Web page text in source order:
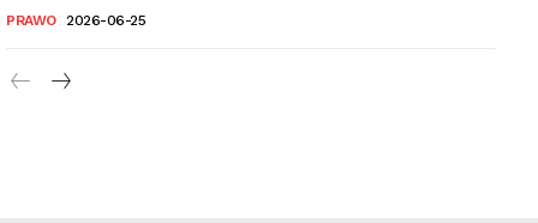
PRAWO 2026-06-25